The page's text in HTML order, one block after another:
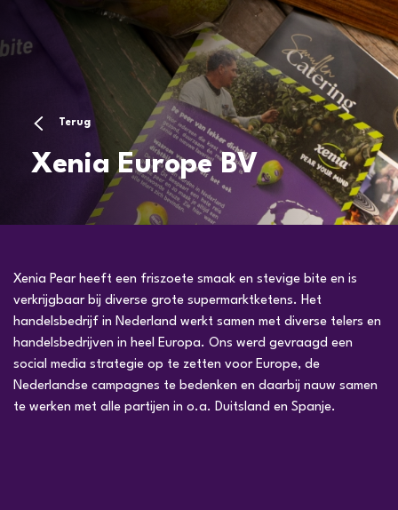
Terug
Xenia Europe BV
Xenia Pear heeft een friszoete smaak en stevige bite en is
verkrijgbaar bij diverse grote supermarktketens. Het
handelsbedrijf in Nederland werkt samen met diverse telers en
handelsbedrijven in heel Europa. Ons werd gevraagd een
social media strategie op te zetten voor Europe, de
Nederlandse campagnes te bedenken en daarbij nauw samen
te werken met alle partijen in o.a. Duitsland en Spanje.